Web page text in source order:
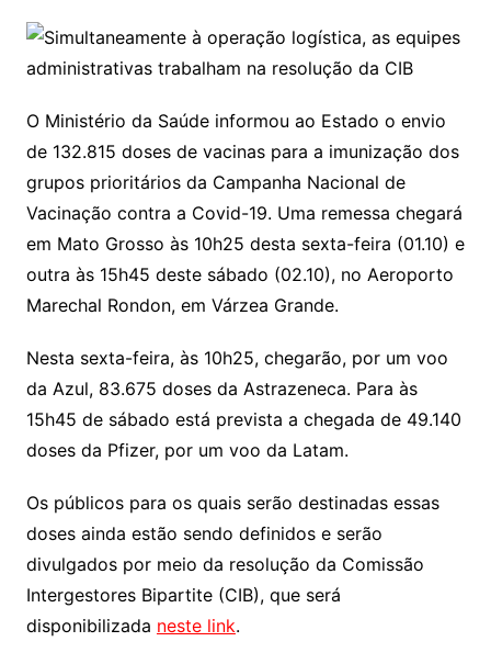
O Ministério da Saúde informou ao Estado o envio
de 132.815 doses de vacinas para a imunização dos
grupos prioritários da Campanha Nacional de
Vacinação contra a Covid-19. Uma remessa chegará
em Mato Grosso às 10h25 desta sexta-feira (01.10) e
outra às 15h45 deste sábado (02.10), no Aeroporto
Marechal Rondon, em Várzea Grande.
Nesta sexta-feira, às 10h25, chegarão, por um voo
da Azul, 83.675 doses da Astrazeneca. Para às
15h45 de sábado está prevista a chegada de 49.140
doses da Pfizer, por um voo da Latam.
Os públicos para os quais serão destinadas essas
doses ainda estão sendo definidos e serão
divulgados por meio da resolução da Comissão
Intergestores Bipartite (CIB), que será
disponibilizada neste link.